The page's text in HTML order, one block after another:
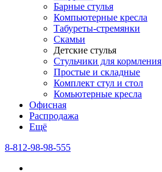
Барные стулья
Компьютерные кресла
Табуреты-стремянки
Скамьи
Детские стулья
Стульчики для кормления
Простые и складные
Комплект стул и стол
Комьютерные кресла
Офисная
Распродажа
Eщё
8-812-98-98-555